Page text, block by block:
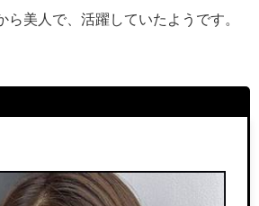
ら美人で、活躍していたようです。